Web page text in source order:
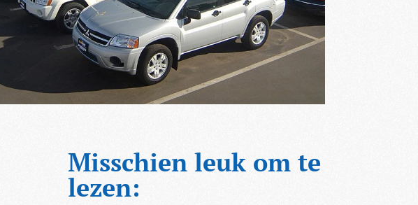
Misschien leuk om te
lezen: